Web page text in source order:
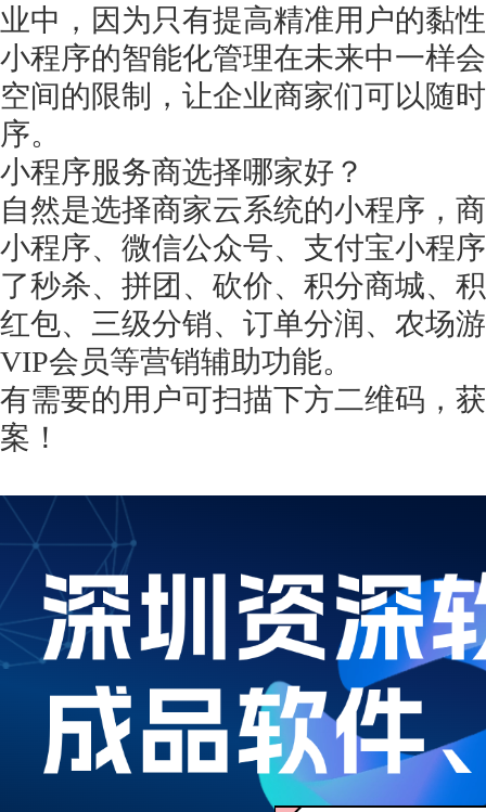
业中，因为只有提高精准用户的黏
小程序的智能化管理在未来中一样
空间的限制，让企业商家们可以随
序。
小程序服务商选择哪家好？
自然是选择商家云系统的小程序，
小程序、微信公众号、支付宝小程
了秒杀、拼团、砍价、积分商城、
红包、三级分销、订单分润、农场
VIP会员等营销辅助功能。
有需要的用户可扫描下方二维码，
案！